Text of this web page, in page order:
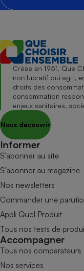
Créée en 1951, Que
non lucratif qui agit,
droits des
consommation
enjeux sanitaires,
Nous découvrir
Informer
S’abonner au site
S’abonner au magazine
Nos newsletters
Commander une
Appli Quel Produit
Tous nos tests de
Accompagner
Tous nos comparateurs
Nos services